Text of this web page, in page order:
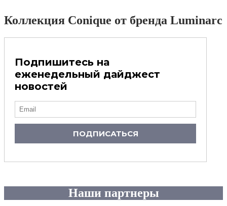
Коллекция Conique от бренда Luminarc
Подпишитесь на
еженедельный дайджест
новостей
ПОДПИСАТЬСЯ
Наши партнеры